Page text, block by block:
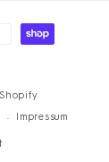
Impressum